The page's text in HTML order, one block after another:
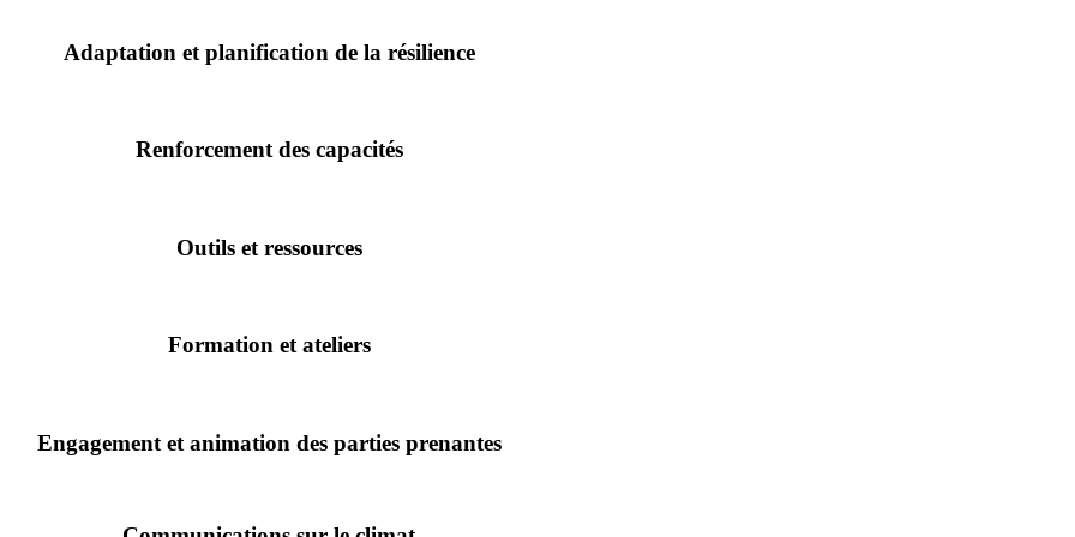
Adaptation et planification de la résilience
Renforcement des capacités
Outils et ressources
Formation et ateliers
Engagement et animation des parties prenantes